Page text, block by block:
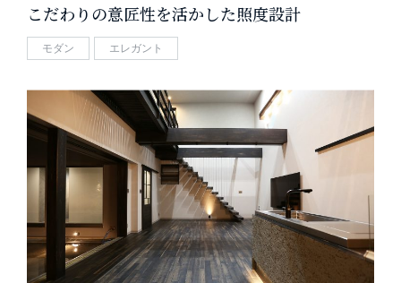
こだわりの意匠性を活かした照度設計
モダン エレガント